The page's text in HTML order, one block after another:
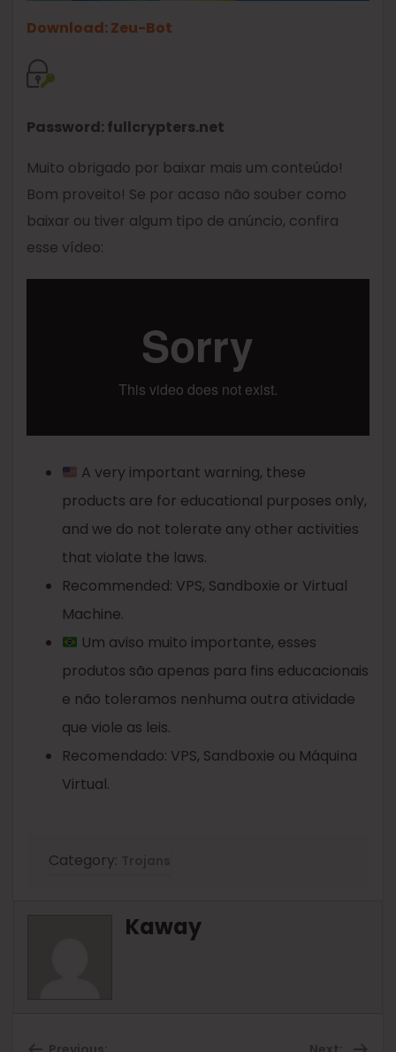
Download: Zeu-Bot
Password: fullcrypters.net
Muito obrigado por baixar mais um conteúdo!
Bom proveito! Se por acaso não souber como
baixar ou tiver algum tipo de anúncio, confira
esse vídeo:
A very important warning, these
products are for educational purposes only,
and we do not tolerate any other activities
that violate the laws.
Recommended: VPS, Sandboxie or Virtual
Machine.
Um aviso muito importante, esses
produtos são apenas para fins educacionais
e não toleramos nenhuma outra atividade
que viole as leis.
Recomendado: VPS, Sandboxie ou Máquina
Virtual.
Category:
Kaway